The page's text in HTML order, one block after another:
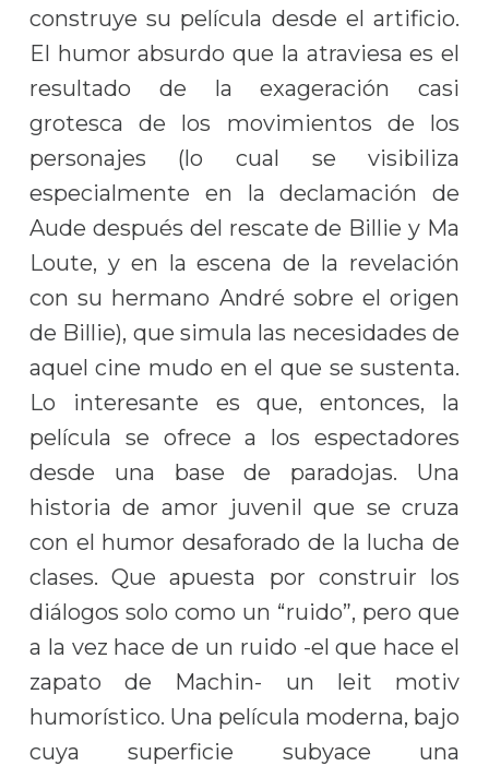
construye su película desde el artificio.
El humor absurdo que la atraviesa es el
resultado de la exageración casi
grotesca de los movimientos de los
personajes (lo cual se visibiliza
especialmente en la declamación de
Aude después del rescate de Billie y Ma
Loute, y en la escena de la revelación
con su hermano André sobre el origen
de Billie), que simula las necesidades de
aquel cine mudo en el que se sustenta.
Lo interesante es que, entonces, la
película se ofrece a los espectadores
desde una base de paradojas. Una
historia de amor juvenil que se cruza
con el humor desaforado de la lucha de
clases. Que apuesta por construir los
diálogos solo como un “ruido”, pero que
a la vez hace de un ruido -el que hace el
zapato de Machin- un leit motiv
humorístico. Una película moderna, bajo
cuya superficie subyace una